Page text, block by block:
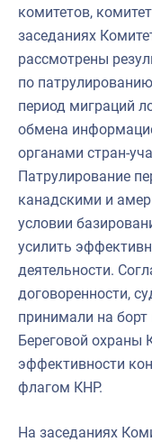
комитетов,
заседаниях
рассмотрены
по
период миграций
обмена
органами стран-
Патрулирование
канадскими и
условии
усилить
деятельности.
договоренности,
принимали на
Береговой охраны
эффективности
флагом КНР.
На заседаниях